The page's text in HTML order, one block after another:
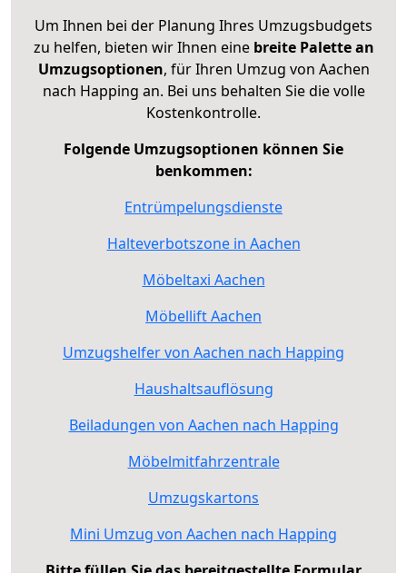
Um Ihnen bei der Planung Ihres Umzugsbudgets
zu helfen, bieten wir Ihnen eine breite Palette an
Umzugsoptionen, für Ihren Umzug von Aachen
nach Happing an. Bei uns behalten Sie die volle
Kostenkontrolle.
Folgende Umzugsoptionen können Sie
benkommen:
Entrümpelungsdienste
Halteverbotszone in Aachen
Möbeltaxi Aachen
Möbellift Aachen
Umzugshelfer von Aachen nach Happing
Haushaltsauflösung
Beiladungen von Aachen nach Happing
Möbelmitfahrzentrale
Umzugskartons
Mini Umzug von Aachen nach Happing